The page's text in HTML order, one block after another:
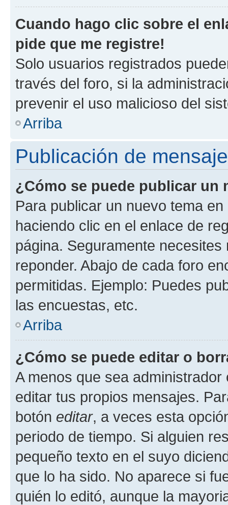
Cuando hago clic sobre el
pide que me registre!
Solo usuarios registrados
través del foro, si la
prevenir el uso malicioso del
Arriba
Publicación de
¿Cómo se puede publicar un
Para publicar un nuevo tema
haciendo clic en el enlace de
página. Seguramente
reponder. Abajo de cada foro
permitidas. Ejemplo: Puedes
las encuestas, etc.
Arriba
¿Cómo se puede editar o
A menos que sea
editar tus propios mensajes.
botón editar, a veces esta
periodo de tiempo. Si alguien
pequeño texto en el suyo
que lo ha sido. No aparece si
quién lo editó, aunque la